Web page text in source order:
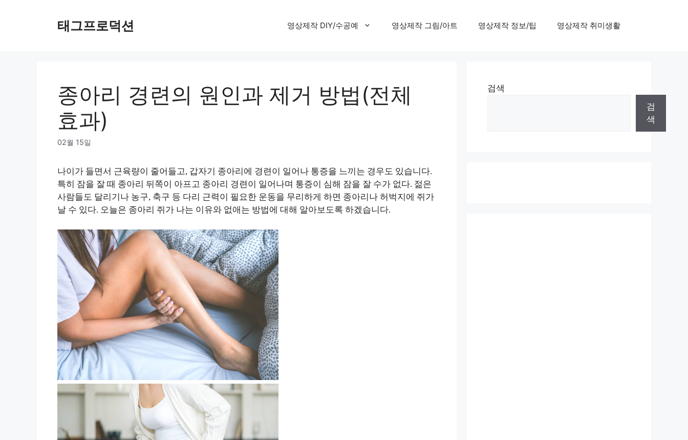
태그프로덕션 영상제작 DIY/수공예 영상제작 그림/아트 영상제작 정보/팁 영상제작 취미생활
종아리 경련의 원인과 제거 방법(전체
효과)
02월 15일
나이가 들면서 근육량이 줄어들고, 갑자기 종아리에 경련이 일어나 통증을 느끼는 경우도 있습니다.
특히 잠을 잘 때 종아리 뒤쪽이 아프고 종아리 경련이 일어나며 통증이 심해 잠을 잘 수가 없다. 젊은
사람들도 달리기나 농구, 축구 등 다리 근력이 필요한 운동을 무리하게 하면 종아리나 허벅지에 쥐가
날 수 있다. 오늘은 종아리 쥐가 나는 이유와 없애는 방법에 대해 알아보도록 하겠습니다.
검색
검
색